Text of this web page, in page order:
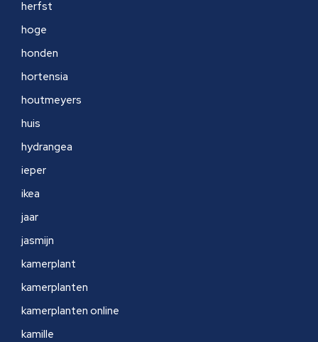
herfst
hoge
honden
hortensia
houtmeyers
huis
hydrangea
ieper
ikea
jaar
jasmijn
kamerplant
kamerplanten
kamerplanten online
kamille